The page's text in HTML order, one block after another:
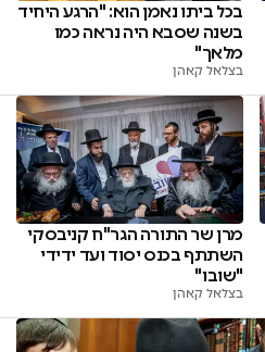
בכל ביתו נאמן הוא: "הרגע היחיד
בשנה שסבא היה נראה כמו
מלאך"
בצלאל קאהן
מרן שר התורה הגר"ח קניבסקי
השתתף בכנס יסוד ועד ידידי
"שובו"
בצלאל קאהן